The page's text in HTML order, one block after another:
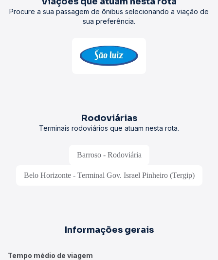
Procure a sua passagem de ônibus selecionando a viação de
sua preferência.
Rodoviárias
Terminais rodoviários que atuam nesta rota.
Barroso - Rodoviária
Belo Horizonte - Terminal Gov. Israel Pinheiro (Tergip)
Informações gerais
Tempo médio de viagem